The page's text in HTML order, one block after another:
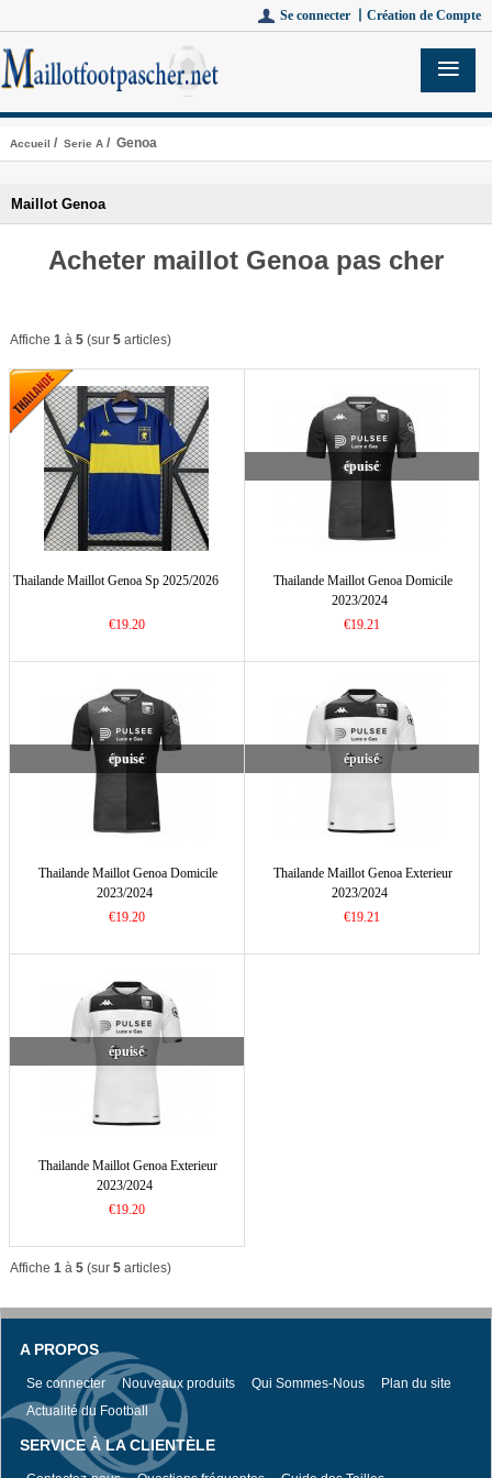
Se connecter 丨 Création de Compte
Accueil / Serie A/ Genoa
Maillot Genoa
Acheter maillot Genoa pas cher
Affiche 1à 5(sur 5articles)
Thailande Maillot Genoa Sp 2025/2026
€19.20
épuisé
Thailande Maillot Genoa Domicile
2023/2024
€19.21
épuisé
Thailande Maillot Genoa Domicile
2023/2024
€19.20
épuisé
Thailande Maillot Genoa Exterieur
2023/2024
€19.21
épuisé
Thailande Maillot Genoa Exterieur
2023/2024
€19.20
Affiche 1à 5(sur 5articles)
A PROPOS
Se connecter Nouveaux produits Qui Sommes-Nous
Plan du site
Actualité du Football
SERVICE À LA CLIENTÈLE